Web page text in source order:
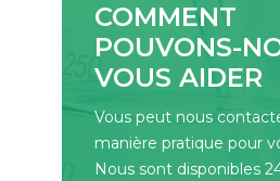
COMMENT
POUVONS-
VOUS AIDER
Vous peut nous
manière pratique pour
Nous sont disponibles